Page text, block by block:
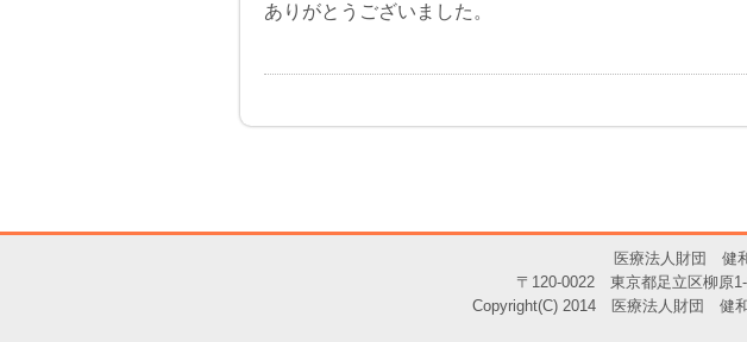
ありがとうございました。
医療法人財団 健
〒120-0022 東京都足立区柳原
Copyright(C) 2014 医療法人財団 健